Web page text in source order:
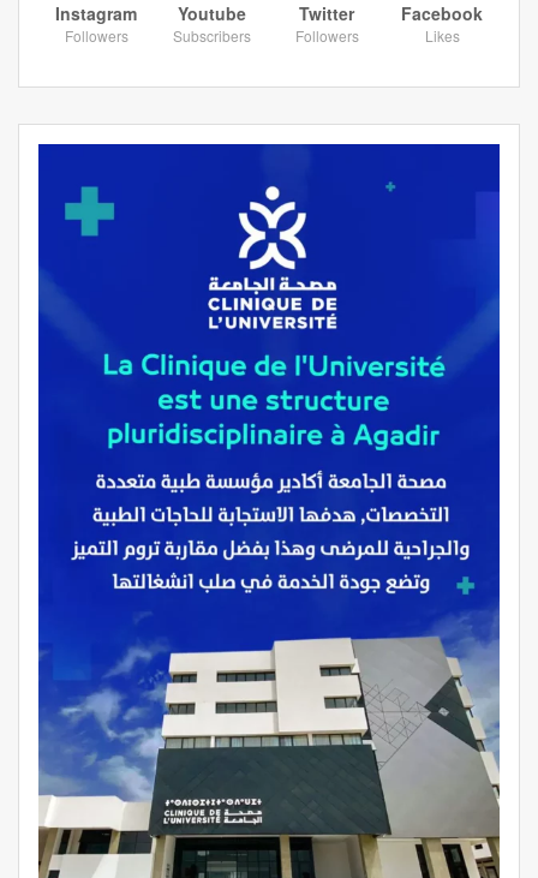
Facebook
Likes
Twitter
Followers
Youtube
Subscribers
Instagram
Followers